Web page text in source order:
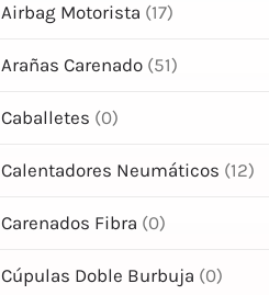
Airbag Motorista (17)
Arañas Carenado (51)
Caballetes (0)
Calentadores Neumáticos (12)
Carenados Fibra (0)
Cúpulas Doble Burbuja (0)